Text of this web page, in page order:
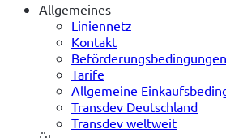
Allgemeines
Liniennetz
Kontakt
Beförderungsbedingungen
Tarife
Allgemeine
Transdev Deutschland
Transdev weltweit